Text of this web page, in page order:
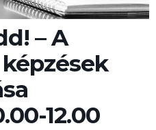
– A
12.00